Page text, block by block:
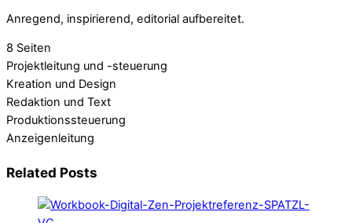
Anregend, inspirierend, editorial aufbereitet.
8 Seiten
Projektleitung und -steuerung
Kreation und Design
Redaktion und Text
Produktionssteuerung
Anzeigenleitung
Related Posts